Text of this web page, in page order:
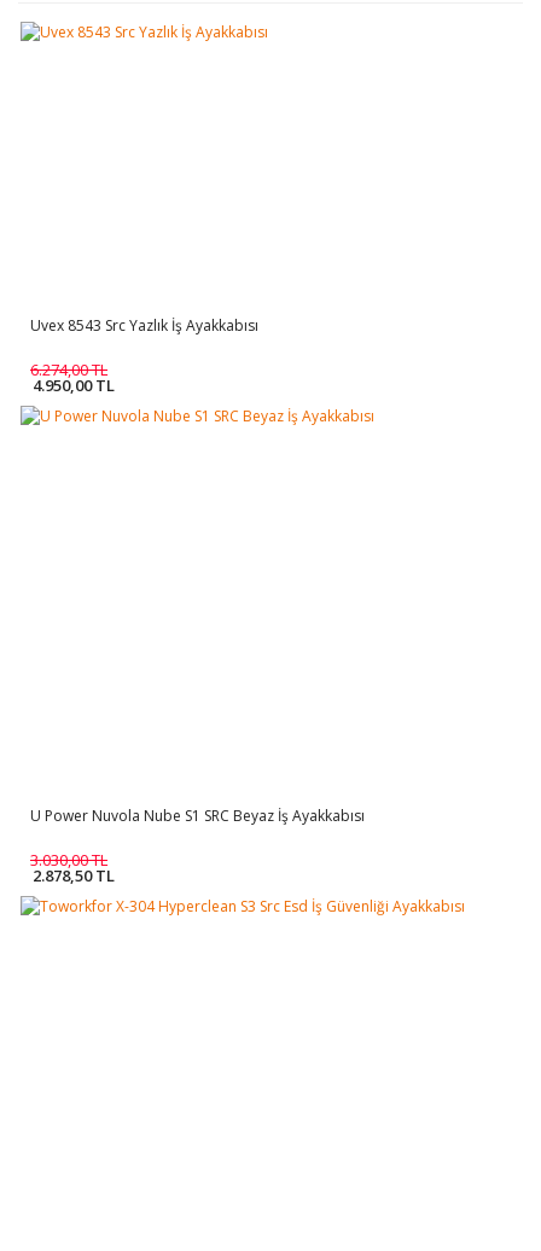
Uvex 8543 Src Yazlık İş Ayakkabısı
6.274,00 TL
4.950,00 TL
U Power Nuvola Nube S1 SRC Beyaz İş Ayakkabısı
3.030,00 TL
2.878,50 TL